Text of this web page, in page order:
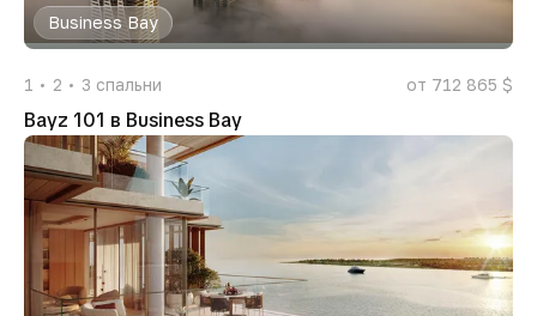
Business Bay
1 2 3 спальни от 712 865 $
Bayz 101 в Business Bay